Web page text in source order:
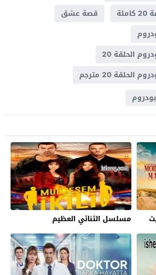
قصة عشق
الحلقة 20
20 مترجم
مسلسل الثنائي العظيم